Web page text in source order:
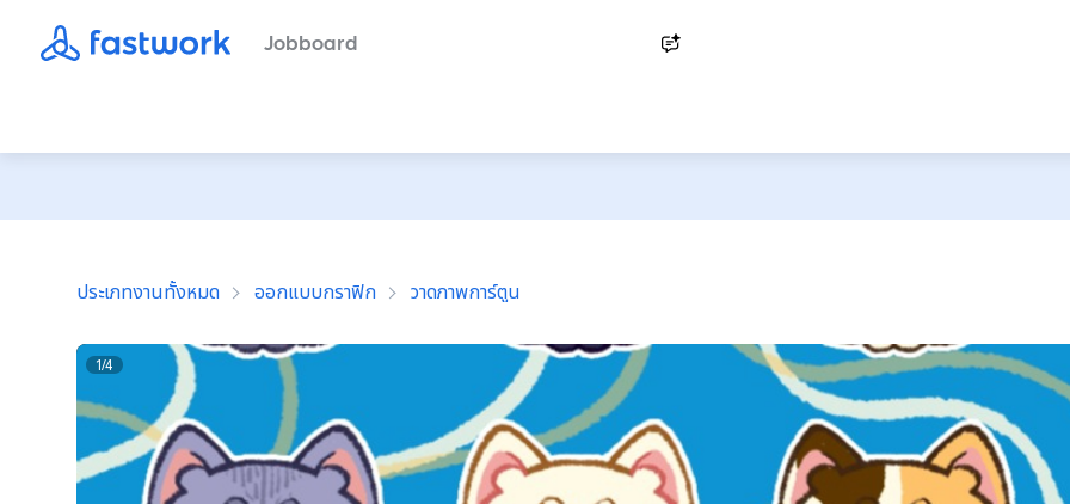
Jobboard
ประเภทงานทั้งหมด ออกแบบกราฟิก วาดภาพการ์ตูน
1/4